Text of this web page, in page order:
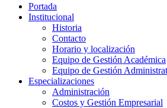
Portada
Institucional
Historia
Contacto
Horario y localización
Equipo de Gestión Académica
Equipo de Gestión
Especializaciones
Administración
Costos y Gestión Empresarial